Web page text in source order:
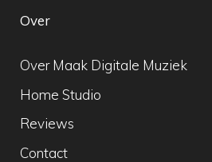
Over
Over Maak Digitale Muziek
Home Studio
Reviews
Contact